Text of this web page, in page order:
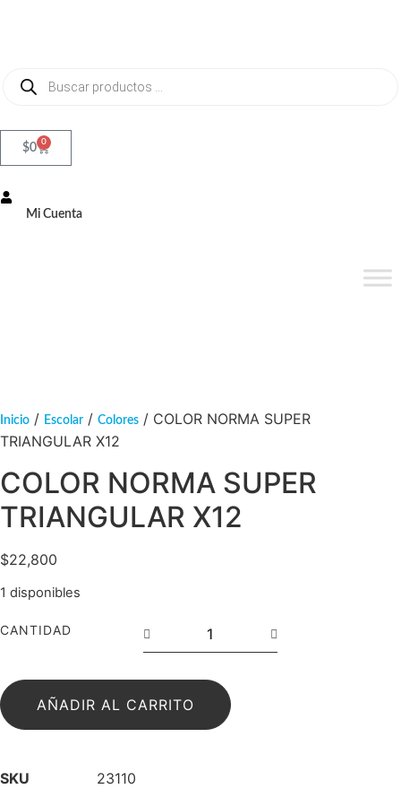
$0 0
Mi Cuenta
Inicio / Escolar / Colores / COLOR NORMA SUPER
TRIANGULAR X12
COLOR NORMA SUPER
TRIANGULAR X12
$22,800
1 disponibles
CANTIDAD
AÑADIR AL CARRITO
SKU
23110